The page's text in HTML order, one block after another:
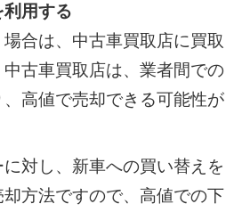
用する
合は、中古車買取店に買取
古車買取店は、業者間での
高値で売却できる可能性が
対し、新車への買い替えを
方法ですので、高値での下